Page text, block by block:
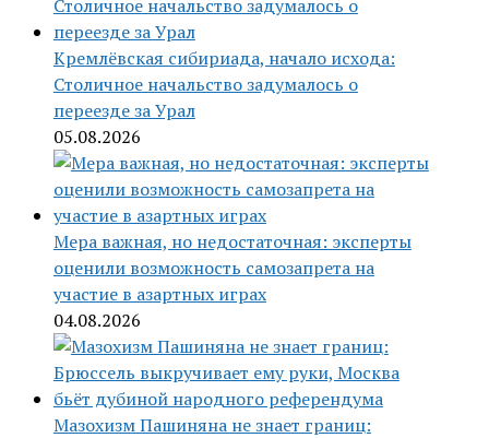
Кремлёвская сибириада, начало исхода:
Столичное начальство задумалось о
переезде за Урал
05.08.2026
Мера важная, но недостаточная: эксперты
оценили возможность самозапрета на
участие в азартных играх
04.08.2026
Мазохизм Пашиняна не знает границ: